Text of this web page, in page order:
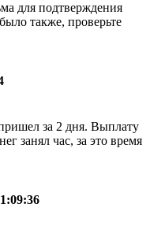
для подтверждения
также, проверьте
за 2 дня. Выплату
занял час, за это время